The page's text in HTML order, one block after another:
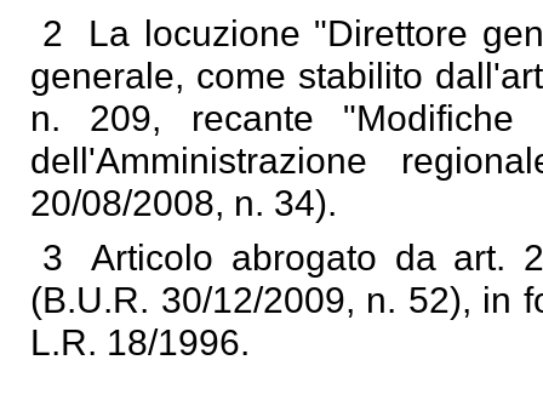
2
La locuzione "Direttore
generale, come stabilito
n. 209, recante "Modifiche
dell'Amministrazione
20/08/2008, n. 34).
3
Articolo abrogato da art.
(B.U.R. 30/12/2009, n. 52), in
L.R. 18/1996.